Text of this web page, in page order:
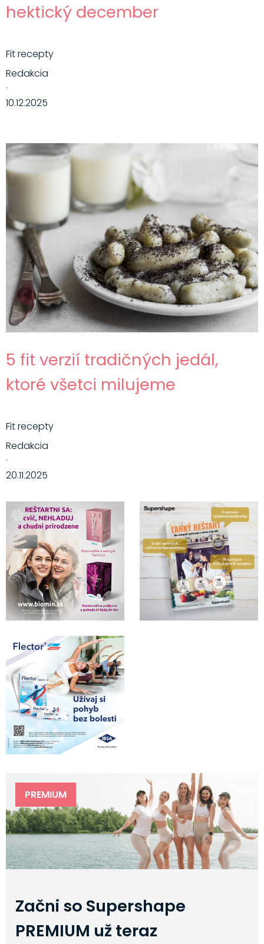
hektický december
Fit recepty
Redakcia
·
10.12.2025
5 fit verzií tradičných jedál,
ktoré všetci milujeme
Fit recepty
Redakcia
·
20.11.2025
PREMIUM
Začni so Supershape
PREMIUM už teraz